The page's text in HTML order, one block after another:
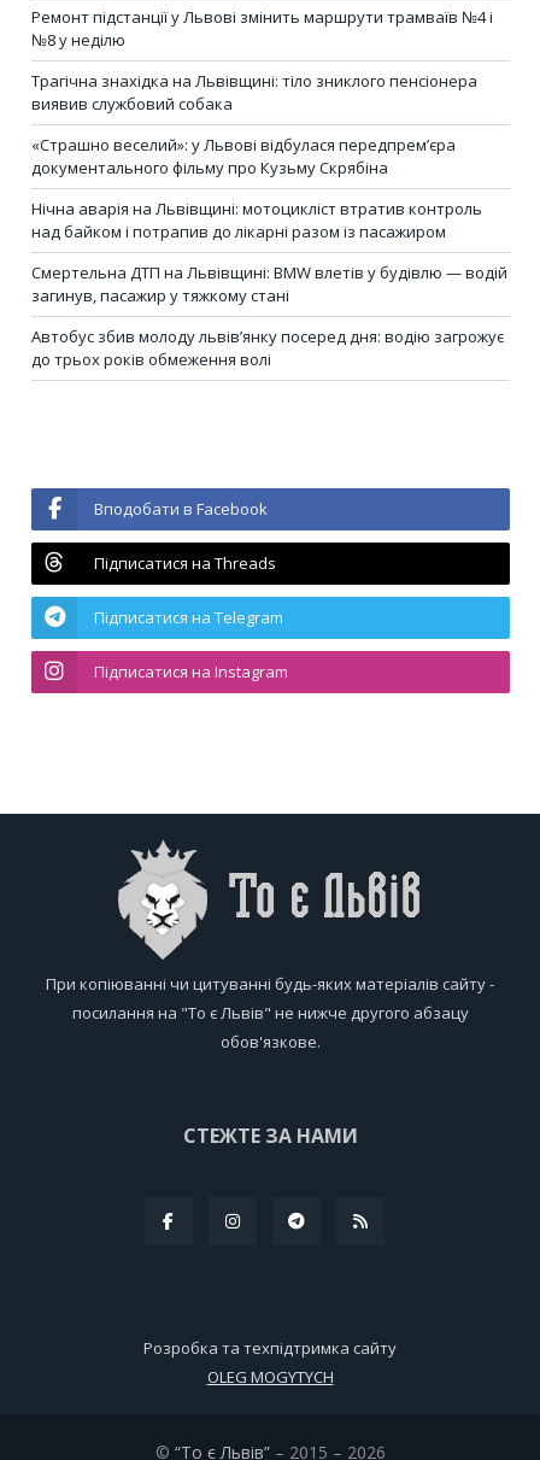
Ремонт підстанції у Львові змінить маршрути трамваїв №4 і
№8 у неділю
Трагічна знахідка на Львівщині: тіло зниклого пенсіонера
виявив службовий собака
«Страшно веселий»: у Львові відбулася передпрем’єра
документального фільму про Кузьму Скрябіна
Нічна аварія на Львівщині: мотоцикліст втратив контроль
над байком і потрапив до лікарні разом із пасажиром
Смертельна ДТП на Львівщині: BMW влетів у будівлю — водій
загинув, пасажир у тяжкому стані
Автобус збив молоду львів’янку посеред дня: водію загрожує
до трьох років обмеження волі
Вподобати в Facebook
Підписатися на Threads
Підписатися на Telegram
Підписатися на Instagram
При копіюванні чи цитуванні будь-яких матеріалів сайту -
посилання на "То є Львів" не нижче другого абзацу
обов'язкове.
СТЕЖТЕ ЗА НАМИ
Розробка та техпідтримка сайту
OLEG MOGYTYCH
© “То є Львів”– 2015 – 2026